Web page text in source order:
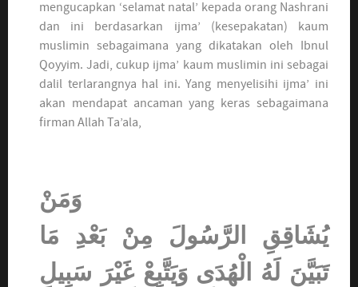
mengucapkan ‘selamat natal’ kepada orang Nashrani
dan ini berdasarkan ijma’ (kesepakatan) kaum
muslimin sebagaimana yang dikatakan oleh Ibnul
Qoyyim. Jadi, cukup ijma’ kaum muslimin ini sebagai
dalil terlarangnya hal ini. Yang menyelisihi ijma’ ini
akan mendapat ancaman yang keras sebagaimana
firman Allah Ta’ala,
وَمَنْ
يُشَاقِقِ الرَّسُولَ مِنْ بَعْدِ مَا
تَبَيَّنَ لَهُ الْهُدَى وَيَتَّبِعْ غَيْرَ سَبِيلِ